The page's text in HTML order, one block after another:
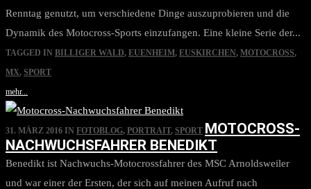
Renntag genutzt, um verschiedene Dinge auszuprobieren und die
Dynamik des Motocross-Sports einzufangen. Eine kleine Serie der...
TAGGED IN BILLIGER WALD, EUENHEIM, EUSKIRCHEN, MOTOCROSS,
MX, SPORT
mehr...
31. MÄRZ 2016 IN FOTOBLOG, PORTRAIT, SPORT MOTOCROSS-
NACHWUCHSFAHRER BENEDIKT
Benedikt ist Nachwuchs-Motocrossfahrer des MSC Arnoldsweiler
und war einer der Ersten, der sich auf meinen Aufruf nach